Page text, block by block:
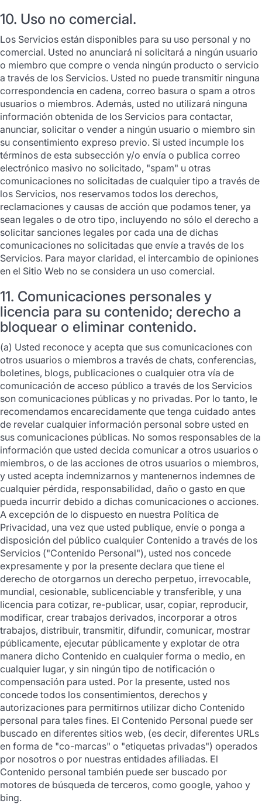
10. Uso no comercial.
Los Servicios están disponibles para su uso personal y no
comercial. Usted no anunciará ni solicitará a ningún usuario
o miembro que compre o venda ningún producto o servicio
a través de los Servicios. Usted no puede transmitir ninguna
correspondencia en cadena, correo basura o spam a otros
usuarios o miembros. Además, usted no utilizará ninguna
información obtenida de los Servicios para contactar,
anunciar, solicitar o vender a ningún usuario o miembro sin
su consentimiento expreso previo. Si usted incumple los
términos de esta subsección y/o envía o publica correo
electrónico masivo no solicitado, "spam" u otras
comunicaciones no solicitadas de cualquier tipo a través de
los Servicios, nos reservamos todos los derechos,
reclamaciones y causas de acción que podamos tener, ya
sean legales o de otro tipo, incluyendo no sólo el derecho a
solicitar sanciones legales por cada una de dichas
comunicaciones no solicitadas que envíe a través de los
Servicios. Para mayor claridad, el intercambio de opiniones
en el Sitio Web no se considera un uso comercial.
11. Comunicaciones personales y
licencia para su contenido; derecho a
bloquear o eliminar contenido.
(a) Usted reconoce y acepta que sus comunicaciones con
otros usuarios o miembros a través de chats, conferencias,
boletines, blogs, publicaciones o cualquier otra vía de
comunicación de acceso público a través de los Servicios
son comunicaciones públicas y no privadas. Por lo tanto, le
recomendamos encarecidamente que tenga cuidado antes
de revelar cualquier información personal sobre usted en
sus comunicaciones públicas. No somos responsables de la
información que usted decida comunicar a otros usuarios o
miembros, o de las acciones de otros usuarios o miembros,
y usted acepta indemnizarnos y mantenernos indemnes de
cualquier pérdida, responsabilidad, daño o gasto en que
pueda incurrir debido a dichas comunicaciones o acciones.
A excepción de lo dispuesto en nuestra Política de
Privacidad, una vez que usted publique, envíe o ponga a
disposición del público cualquier Contenido a través de los
Servicios ("Contenido Personal"), usted nos concede
expresamente y por la presente declara que tiene el
derecho de otorgarnos un derecho perpetuo, irrevocable,
mundial, cesionable, sublicenciable y transferible, y una
licencia para cotizar, re-publicar, usar, copiar, reproducir,
modificar, crear trabajos derivados, incorporar a otros
trabajos, distribuir, transmitir, difundir, comunicar, mostrar
públicamente, ejecutar públicamente y explotar de otra
manera dicho Contenido en cualquier forma o medio, en
cualquier lugar, y sin ningún tipo de notificación o
compensación para usted. Por la presente, usted nos
concede todos los consentimientos, derechos y
autorizaciones para permitirnos utilizar dicho Contenido
personal para tales fines. El Contenido Personal puede ser
buscado en diferentes sitios web, (es decir, diferentes URLs
en forma de "co-marcas" o "etiquetas privadas") operados
por nosotros o por nuestras entidades afiliadas. El
Contenido personal también puede ser buscado por
motores de búsqueda de terceros, como google, yahoo y
bing.